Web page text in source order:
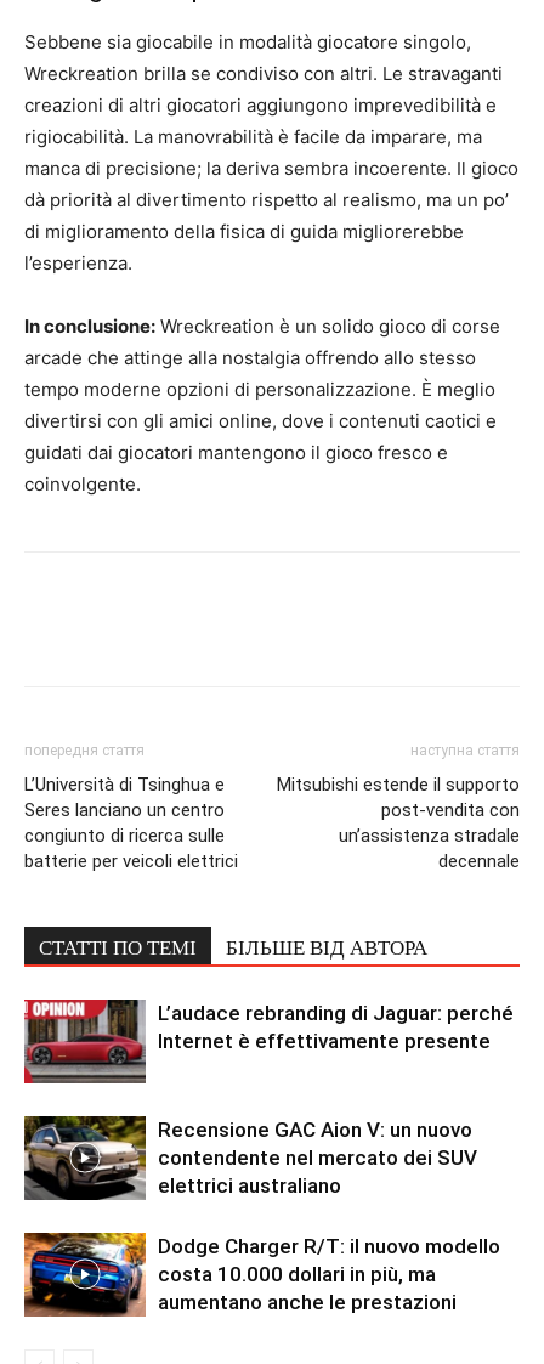
Sebbene sia giocabile in modalità giocatore singolo,
Wreckreation brilla se condiviso con altri. Le stravaganti
creazioni di altri giocatori aggiungono imprevedibilità e
rigiocabilità. La manovrabilità è facile da imparare, ma
manca di precisione; la deriva sembra incoerente. Il gioco
dà priorità al divertimento rispetto al realismo, ma un po’
di miglioramento della fisica di guida migliorerebbe
l’esperienza.
In conclusione: Wreckreation è un solido gioco di corse
arcade che attinge alla nostalgia offrendo allo stesso
tempo moderne opzioni di personalizzazione. È meglio
divertirsi con gli amici online, dove i contenuti caotici e
guidati dai giocatori mantengono il gioco fresco e
coinvolgente.
попередня стаття
L’Università di Tsinghua e
Seres lanciano un centro
congiunto di ricerca sulle
batterie per veicoli elettrici
наступна стаття
Mitsubishi estende il supporto
post-vendita con
un’assistenza stradale
decennale
СТАТТІ ПО ТЕМІ БІЛЬШЕ ВІД АВТОРА
L’audace rebranding di Jaguar: perché
Internet è effettivamente presente
Recensione GAC Aion V: un nuovo
contendente nel mercato dei SUV
elettrici australiano
Dodge Charger R/T: il nuovo modello
costa 10.000 dollari in più, ma
aumentano anche le prestazioni